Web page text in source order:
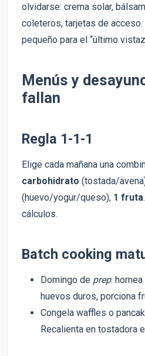
olvidarse: crema solar,
coleteros, tarjetas de
pequeño para el “último
Menús y
fallan
Regla 1-1-1
Elige cada mañana una
carbohidrato (tostada/
(huevo/yogur/queso), 1 fruta
cálculos.
Batch cooking
Domingo de prep:
huevos duros, porciona
Congela waffles o
Recalienta en tostadora